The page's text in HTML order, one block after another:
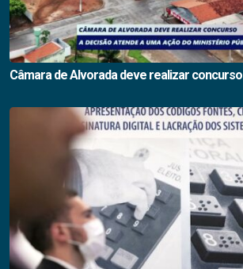
Câmara de Alvorada deve realizar concurso